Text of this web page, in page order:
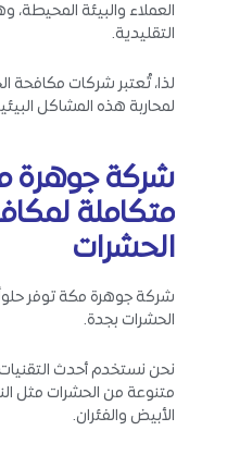
العملاء والبيئة
التقليدية.
لذا، تُعتبر شركات مكافحة
لمحاربة هذه المشاكل
شركة جوهرة
متكاملة
الحشرات
شركة جوهرة مكة توفر
الحشرات بجدة.
نحن نستخدم أحدث
متنوعة من الحشرات مثل
الأبيض والفئران.